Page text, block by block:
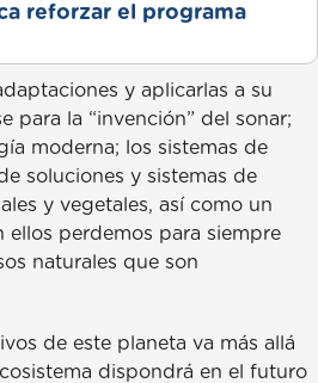
reforzar el programa
y aplicarlas a su
para la “invención” del sonar;
moderna; los sistemas de
soluciones y sistemas de
y vegetales, así como un
ellos perdemos para siempre
naturales que son
de este planeta va más allá
dispondrá en el futuro